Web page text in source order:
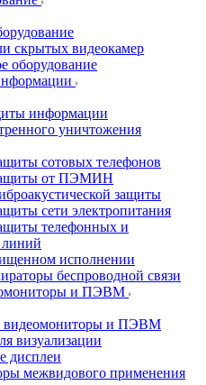
скрытых видеокамер
оборудование
информации
уничтожения
сотовых телефонов
от ПЭМИН
защиты
сети электропитания
телефонных и
линий
исполнении
беспроводной связи
и ПЭВМ
видеомониторы и ПЭВМ
визуализации
дисплеи
межвидового применения